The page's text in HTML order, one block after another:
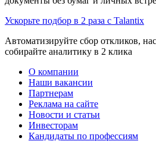
Ускорьте подбор в 2 раза с Talantix
Автоматизируйте сбор откликов,
собирайте аналитику в 2 клика
О компании
Наши вакансии
Партнерам
Реклама на сайте
Новости и статьи
Инвесторам
Кандидаты по профессиям